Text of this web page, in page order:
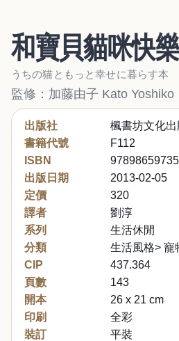
和寶貝貓咪快
うちの猫ともっと幸せに暮らす本
監修：加藤由子 Kato Yoshiko
出版社
楓書坊文化出
書籍代號
F112
ISBN
出版日期
2013-02-05
定價
320
譯者
劉淳
系列
生活休閒
分類
生活風格> 寵
CIP
437.364
頁數
143
開本
26 x 21 cm
印刷
全彩
裝訂
平裝